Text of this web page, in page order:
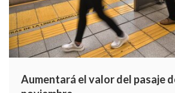
Aumentará el valor del pasaje